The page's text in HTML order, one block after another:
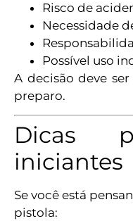
Risco de
Necessidade
Possível uso
A decisão deve
preparo.
Dicas
iniciantes
Se você está
pistola: